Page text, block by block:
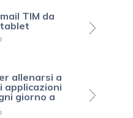
TIM da
allenarsi a
applicazioni
giorno a